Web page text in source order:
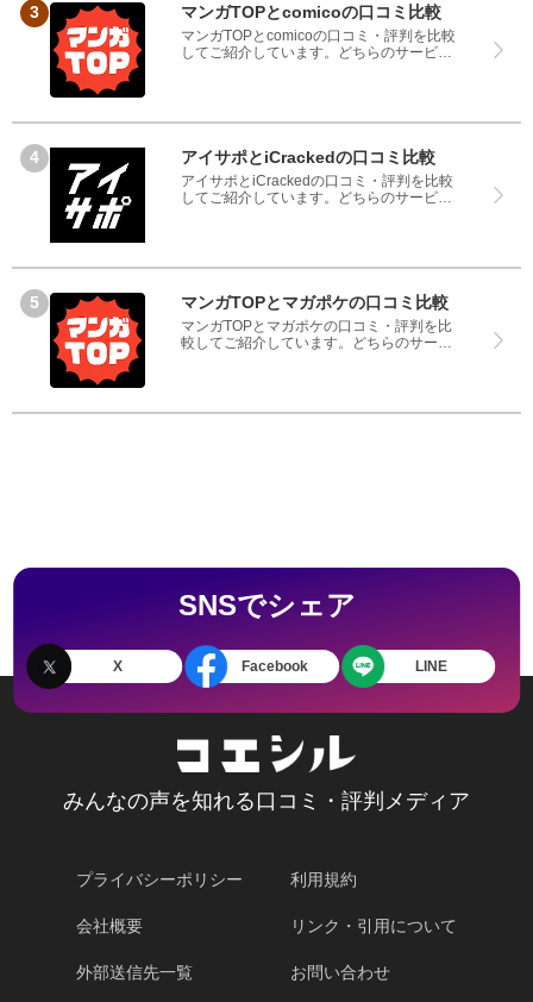
マンガTOPとcomicoの口コミ比較
マンガTOPとcomicoの口コミ・評判を比較
してご紹介しています。どちらのサービス
てください。
アイサポとiCrackedの口コミ比較
アイサポとiCrackedの口コミ・評判を比較
してご紹介しています。どちらのサービス
てください。
マンガTOPとマガポケの口コミ比較
マンガTOPとマガポケの口コミ・評判を比
較してご紹介しています。どちらのサービ
にしてください。
SNSでシェア
X Facebook LINE
みんなの声を知れる口コミ・評判メディア
プライバシーポリシー 利用規約
会社概要 リンク・引用について
外部送信先一覧 お問い合わせ